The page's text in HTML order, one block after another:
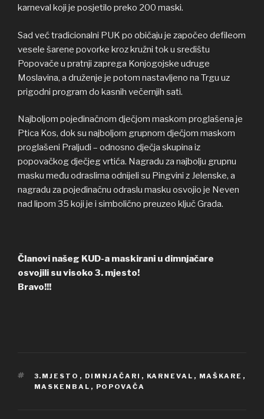
karneval koji je posjetilo preko 200 maski.
Sad već tradicionalni PUK po običaju je započeo defileom
vesele šarene povorke kroz kružni tok u središtu
Popovače u pratnji zaprega Konjogojske udruge
Moslavina, a druženje je potom nastavljeno na Trgu uz
prigodni program do kasnih večernjih sati.
Najboljom pojedinačnom dječjom maskom proglašena je
Ptica Kos, dok su najboljom grupnom dječjom maskom
proglašeni Praljudi – odnosno dječja skupina iz
popovačkog dječjeg vrtića. Nagradu za najbolju grupnu
masku među odraslima odnijeli su Pingvini z Jelenske, a
nagradu za pojedinačnu odraslu masku osvojio je Neven
nad lipom 35 koji je i simbolično preuzeo ključ Grada.
Članovi našeg KUD-a maskirani u dimnjačare
osvojili su visoko 3. mjesto!
Bravo!!!
OZNAKE
3.MJESTO , DIMNJAČARI , KARNEVAL , MAŠKARE ,
MASKENBAL , POPOVAČA